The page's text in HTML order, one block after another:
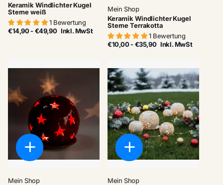
Keramik Windlichter Kugel
Sterne weiß
1 Bewertung
€14,90- €49,90 Inkl. MwSt
Mein Shop
Keramik Windlichter Kugel
Sterne Terrakotta
1 Bewertung
€10,00- €35,90 Inkl. MwSt
Mein Shop
Mein Shop